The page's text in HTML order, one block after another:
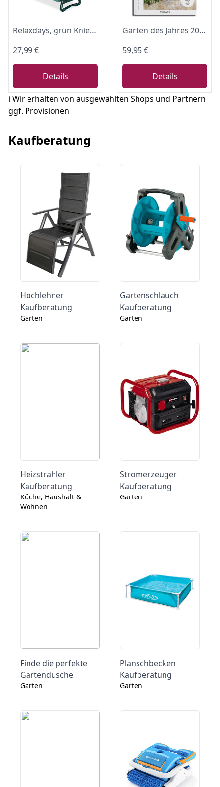
Relaxdays, grün Kniebank, weiches Kniekissen, 2 Taschen, klappbar, Kniehilfe Gartenarbeit, bis 150 kg, HBT 50x60x27,5cm, EVA, Gartenbank
27,99 €
Details
Gärten des Jahres 2026: Die 50 schönsten Privatgärten
59,95 €
Details
ℹ️ Wir erhalten von ausgewählten Shops und Partnern
ggf. Provisionen
Kaufberatung
Hochlehner
Kaufberatung
Garten
Gartenschlauch
Kaufberatung
Garten
Heizstrahler
Kaufberatung
Küche, Haushalt &
Wohnen
Stromerzeuger
Kaufberatung
Garten
Finde die perfekte
Gartendusche
Garten
Planschbecken
Kaufberatung
Garten